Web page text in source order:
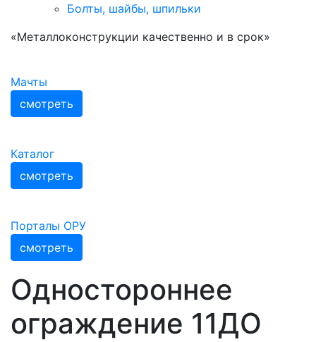
Болты, шайбы, шпильки
«Металлоконструкции качественно и в срок»
Мачты
смотреть
Каталог
смотреть
Порталы ОРУ
смотреть
Одностороннее
ограждение 11ДО